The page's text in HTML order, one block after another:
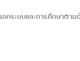
บบและการศึกษาตา